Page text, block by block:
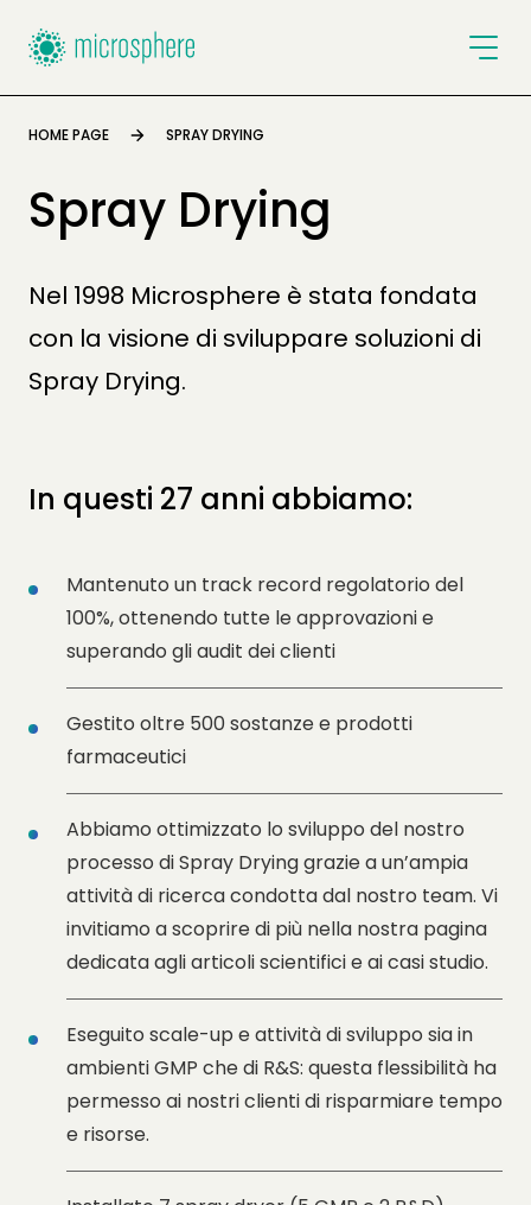
LE NOSTRE SOLUZIONI
HOME PAGE SPRAY DRYING
Spray Drying
Nel 1998 Microsphere è stata fondata
con la visione di sviluppare soluzioni di
Spray Drying.
In questi 27 anni abbiamo:
Mantenuto un track record regolatorio del
100%, ottenendo tutte le approvazioni e
superando gli audit dei clienti
Gestito oltre 500 sostanze e prodotti
farmaceutici
Abbiamo ottimizzato lo sviluppo del nostro
processo di Spray Drying grazie a un’ampia
attività di ricerca condotta dal nostro team. Vi
invitiamo a scoprire di più nella nostra pagina
dedicata agli articoli scientifici e ai casi studio.
Eseguito scale-up e attività di sviluppo sia in
ambienti GMP che di R&S: questa flessibilità ha
permesso ai nostri clienti di risparmiare tempo
e risorse.
E-Mail address *
Company name
Message
Field marked with * are mandatory
I have read and agree to thePrivacy Policy
E-Mail address *
SPRAY
DRYING
CAPSULE
FILLING
R&D
SERVICES
Comments
Field marked with * are mandatory
I have read and agree to thePrivacy Policy